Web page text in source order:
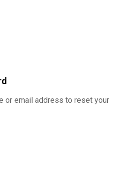
or email address to reset your